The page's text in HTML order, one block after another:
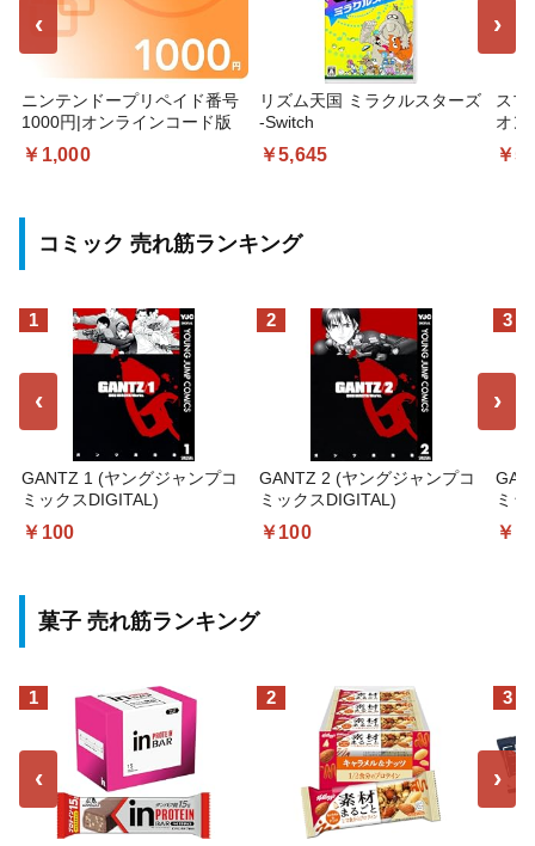
‹
ニンテンドープリペイド番号
1000円|オンラインコード版
￥1,000
リズム天国 ミラクルスターズ
-Switch
￥5,645
スプ
オン
￥
›
コミック 売れ筋ランキング
‹
1
GANTZ 1 (ヤングジャンプコ
ミックスDIGITAL)
￥100
2
GANTZ 2 (ヤングジャンプコ
ミックスDIGITAL)
￥100
3
ミッ
￥
›
菓子 売れ筋ランキング
‹
1 2 3
›